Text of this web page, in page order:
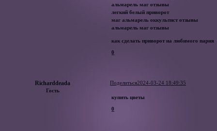
альмарель маг отзывы
легкий белый приворот
маг альмарель оккультист отзывы
альмарель маг отзывы
как сделать приворот на любимого парня
0
Поделиться2024-03-24 18:49:35
Richarddeada
Гость
купить цветы
0